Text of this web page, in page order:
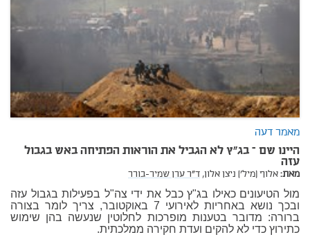
מאמר דעה
היינו שם – בג"ץ לא הגביל את הוראות הפתיחה באש בגבול
עזה
מאת:אלוף (מיל') ניצן אלון, ד"ר ערן שמיר-בורר
מול הטיעונים כאילו בג"ץ כבל את ידי צה"ל בפעילות בגבול עזה
ובכך נושא באחריות לאירועי 7 באוקטובר, צריך לומר בצורה
ברורה: מדובר בטענות מופרכות לחלוטין שנעשה בהן שימוש
כתירוץ כדי לא להקים ועדת חקירה ממלכתית.